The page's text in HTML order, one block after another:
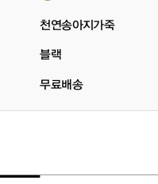
천연송아지가죽
블랙
무료배송